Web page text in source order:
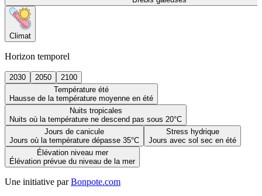
Climat
Horizon temporel
2030 2050
2100
Température été
Hausse de la température moyenne en été
Nuits tropicales
Nuits où la température ne descend pas sous 20°C
Jours de canicule
Jours où la température dépasse 35°C
Stress hydrique
Jours avec sol sec en été
Élévation niveau mer
Élévation prévue du niveau de la mer
Une initiative par Bonpote.com